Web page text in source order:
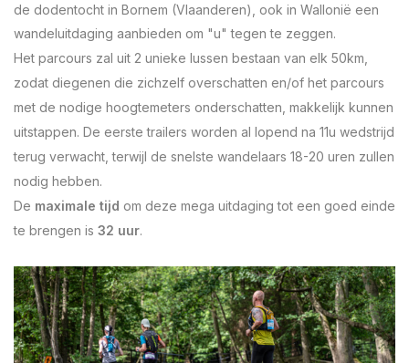
de dodentocht in Bornem (Vlaanderen), ook in Wallonië een
wandeluitdaging aanbieden om "u" tegen te zeggen.
Het parcours zal uit 2 unieke lussen bestaan van elk 50km,
zodat diegenen die zichzelf overschatten en/of het parcours
met de nodige hoogtemeters onderschatten, makkelijk kunnen
uitstappen. De eerste trailers worden al lopend na 11u wedstrijd
terug verwacht, terwijl de snelste wandelaars 18-20 uren zullen
nodig hebben.
De maximale tijd om deze mega uitdaging tot een goed einde
te brengen is 32 uur.